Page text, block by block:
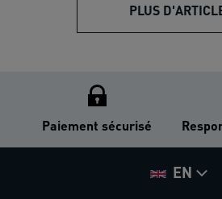
PLUS
Paiement sécurisé
EN